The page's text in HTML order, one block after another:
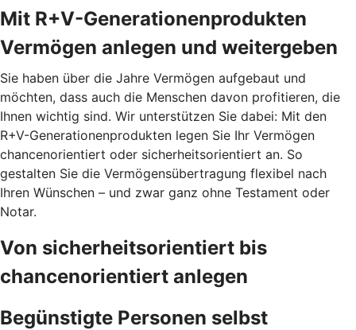
Mit R+V-Generationenprodukten
Vermögen anlegen und weitergeben
Sie haben über die Jahre Vermögen aufgebaut und
möchten, dass auch die Menschen davon profitieren, die
Ihnen wichtig sind. Wir unterstützen Sie dabei: Mit den
R+V-Generationenprodukten legen Sie Ihr Vermögen
chancenorientiert oder sicherheitsorientiert an. So
gestalten Sie die Vermögensübertragung flexibel nach
Ihren Wünschen – und zwar ganz ohne Testament oder
Notar.
Von sicherheitsorientiert bis
chancenorientiert anlegen
Begünstigte Personen selbst